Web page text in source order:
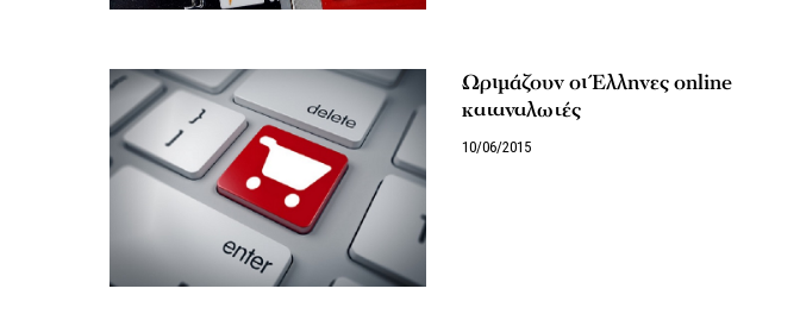
Ωριμάζουν οι Έλληνες online
καταναλωτές
10/06/2015